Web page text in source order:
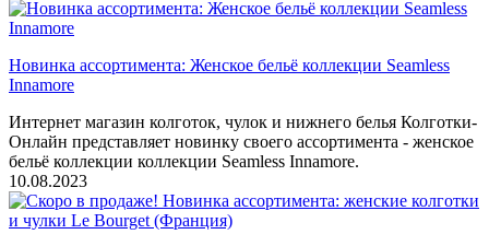
Новинка ассортимента: Женское бельё коллекции Seamless
Innamore
Интернет магазин колготок, чулок и нижнего белья Колготки-
Онлайн представляет новинку своего ассортимента - женское
бельё коллекции коллекции Seamless Innamore.
10.08.2023